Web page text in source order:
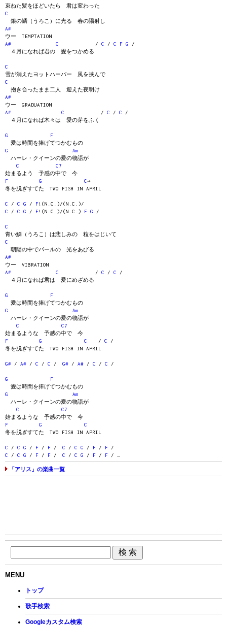
束ねた髪をほどいたら 君は変わった
C
銀の鱗（うろこ）に光る 春の陽射し
A#
ウー TEMPTATION
A#
C / C / C F G /
４月になれば君の 愛をつかめる
C
雪が消えたヨットハーバー 風を挟んで
C
抱き合ったまま二人 迎えた夜明け
A#
ウー GRADUATION
A#
C / C / C /
４月になれば木々は 愛の芽をふく
G
F
愛は時間を捧げてつかむもの
G
Am
ハーレ・クイーンの愛の物語が
C
C7
始まるよう 予感の中で 今
F
G C→
冬を脱ぎすてた TWO FISH IN APRIL
C / C G / F !(N.C.)/(N.C.)/
C / C G / F !(N.C.)/(N.C.) F G /
C
青い鱗（うろこ）は悲しみの 粒をはじいて
C
朝陽の中でパールの 光をあびる
A#
ウー VIBRATION
A#
C / C / C /
４月になれば君は 愛にめざめる
G
F
愛は時間を捧げてつかむもの
G
Am
ハーレ・クイーンの愛の物語が
C
C7
始まるような 予感の中で 今
F
G C / C /
冬を脱ぎすてた TWO FISH IN APRIL
G# / A# / C / C / G# / A# / C / C /
G
F
愛は時間を捧げてつかむもの
G
Am
ハーレ・クイーンの愛の物語が
C
C7
始まるような 予感の中で 今
F
G
C
冬を脱ぎすてた TWO FISH IN APRIL
C / C G / F / F / C / C G / F / F /
C / C G / F / F / C / C G / F / F / …
「アリス」の楽曲一覧
MENU
トップ
歌手検索
Googleカスタム検索